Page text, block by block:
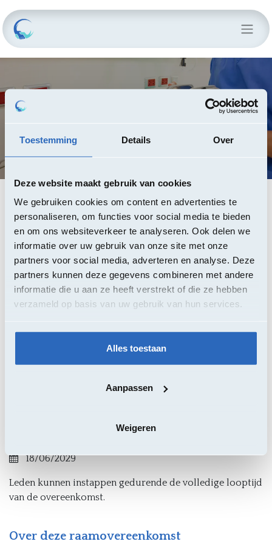
Toestemming Details Over
Deze website maakt gebruik van cookies
We gebruiken cookies om content en advertenties te
personaliseren, om functies voor social media te bieden
en om ons websiteverkeer te analyseren. Ook delen we
informatie over uw gebruik van onze site met onze
partners voor social media, adverteren en analyse. Deze
partners kunnen deze gegevens combineren met andere
informatie die u aan ze heeft verstrekt of die ze hebben
verzameld op basis van uw gebruik van hun services.
Alles toestaan
Aanpassen
Weigeren
Deze raamovereenkomst heeft als voorwerp het
aankopen van EHBO kits en defibrillatoren (met
onderhoud). De opdracht is onderverdeeld in twee
percelen:
Perceel 1: Aankoop van EHBO kits
Perceel 2: Aankoop en onderhoud van
defibrillatoren
Defibrion - Verlengde Bremenweg 12, 9723JV
Einddatum Contract
18/06/2029
Leden kunnen instappen gedurende de volledige looptijd
van de overeenkomst.
Over deze raamovereenkomst